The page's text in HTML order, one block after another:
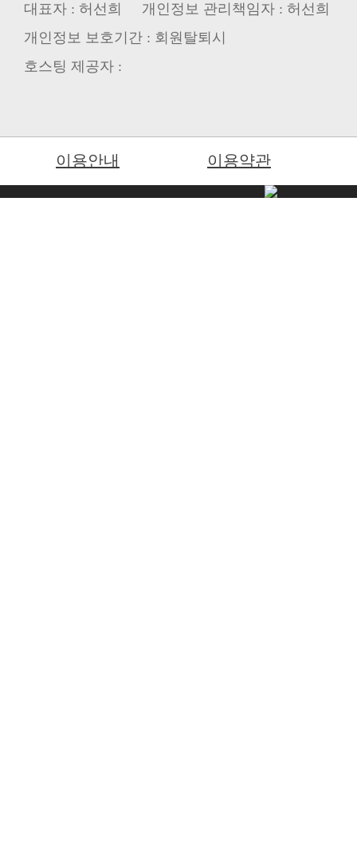
대표자 : 허선희 개인정보 관리책임자 : 허선희
개인정보 보호기간 : 회원탈퇴시
호스팅 제공자 :
이용안내 이용약관